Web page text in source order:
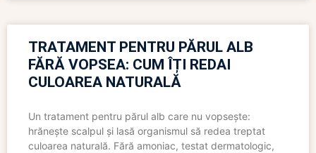
TRATAMENT PENTRU PĂRUL ALB
FĂRĂ VOPSEA: CUM ÎȚI REDAI
CULOAREA NATURALĂ
Un tratament pentru părul alb care nu vopsește:
hrănește scalpul și lasă organismul să redea treptat
culoarea naturală. Fără amoniac, testat dermatologic,